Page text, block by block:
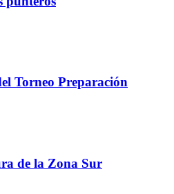
Torneo Preparación
de la Zona Sur